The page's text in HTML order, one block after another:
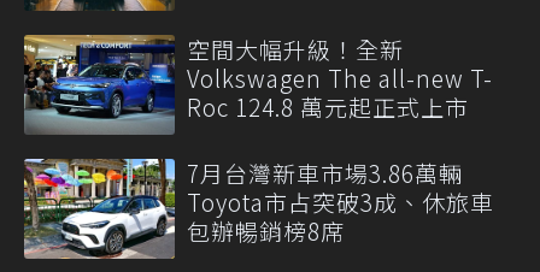
空間大幅升級！全新
Volkswagen The all-new T-
Roc 124.8 萬元起正式上市
7月台灣新車市場3.86萬輛
Toyota市占突破3成、休旅車
包辦暢銷榜8席